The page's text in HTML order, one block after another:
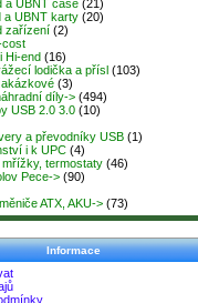
a UBNT case (21)
a UBNT karty (20)
zařízení (2)
cost
Hi-end (16)
lodička a přísl (103)
(3)
díly-> (494)
USB 2.0 3.0 (10)
a převodníky USB (1)
i k UPC (4)
mřížky, termostaty (46)
Pece-> (90)
ATX, AKU-> (73)
Informace